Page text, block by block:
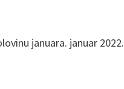
januara. januar 2022.